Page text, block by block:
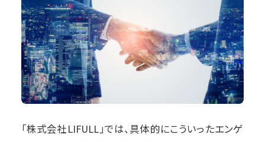
「株式会社LIFULL」では、具体的にこういったエンゲ